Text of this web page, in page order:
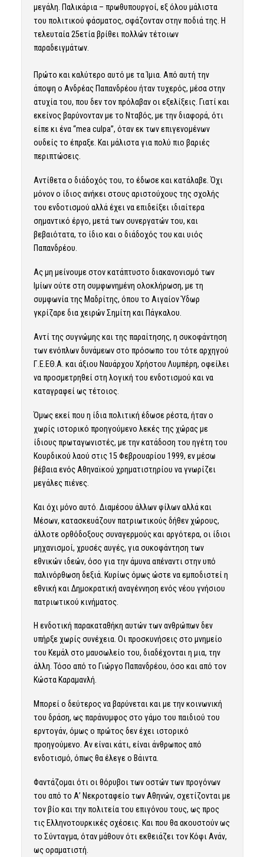
μεγάλη. Παλικάρια – πρωθυπουργοί, εξ όλου μάλιστα
του πολιτικού φάσματος, σφάζονταν στην ποδιά της. Η
τελευταία 25ετία βρίθει πολλών τέτοιων
παραδειγμάτων.
Πρώτο και καλύτερο αυτό με τα Ίμια. Από αυτή την
άποψη ο Ανδρέας Παπανδρέου ήταν τυχερός, μέσα στην
ατυχία του, που δεν τον πρόλαβαν οι εξελίξεις. Γιατί και
εκείνος βαρύνονταν με το Νταβός, με την διαφορά, ότι
είπε κι ένα “mea culpa”, όταν εκ των επιγενομένων
ουδείς το έπραξε. Και μάλιστα για πολύ πιο βαριές
περιπτώσεις.
Αντίθετα ο διάδοχός του, το έδωσε και κατάλαβε. Όχι
μόνον ο ίδιος ανήκει στους αριστούχους της σχολής
του ενδοτισμού αλλά έχει να επιδείξει ιδιαίτερα
σημαντικό έργο, μετά των συνεργατών του, και
βεβαιότατα, το ίδιο και ο διάδοχός του και υιός
Παπανδρέου.
Ας μη μείνουμε στον κατάπτυστο διακανονισμό των
Ιμίων ούτε στη συμφωνημένη ολοκλήρωση, με τη
συμφωνία της Μαδρίτης, όπου το Αιγαίον Ύδωρ
γκρίζαρε δια χειρών Σημίτη και Πάγκαλου.
Αντί της συγνώμης και της παραίτησης, η συκοφάντηση
των ενόπλων δυνάμεων στο πρόσωπο του τότε αρχηγού
Γ.Ε.ΕΘ.Α. και άξιου Ναυάρχου Χρήστου Λυμπέρη, οφείλει
να προσμετρηθεί στη λογική του ενδοτισμού και να
καταγραφεί ως τέτοιος.
Όμως εκεί που η ίδια πολιτική έδωσε ρέστα, ήταν ο
χωρίς ιστορικό προηγούμενο λεκές της χώρας με
ίδιους πρωταγωνιστές, με την κατάδοση του ηγέτη του
Κουρδικού λαού στις 15 Φεβρουαρίου 1999, εν μέσω
βέβαια ενός Αθηναϊκού χρηματιστηρίου να γνωρίζει
μεγάλες πιένες.
Και όχι μόνο αυτό. Διαμέσου άλλων φίλων αλλά και
Μέσων, κατασκευάζουν πατριωτικούς δήθεν χώρους,
άλλοτε ορθόδοξους συναγερμούς και αργότερα, οι ίδιοι
μηχανισμοί, χρυσές αυγές, για συκοφάντηση των
εθνικών ιδεών, όσο για την άμυνα απέναντι στην υπό
παλινόρθωση δεξιά. Κυρίως όμως ώστε να εμποδιστεί η
εθνική και Δημοκρατική αναγέννηση ενός νέου γνήσιου
πατριωτικού κινήματος.
Η ενδοτική παρακαταθήκη αυτών των ανθρώπων δεν
υπήρξε χωρίς συνέχεια. Οι προσκυνήσεις στο μνημείο
του Κεμάλ στο μαυσωλείο του, διαδέχονται η μια, την
άλλη. Τόσο από το Γιώργο Παπανδρέου, όσο και από τον
Κώστα Καραμανλή.
Μπορεί ο δεύτερος να βαρύνεται και με την κοινωνική
του δράση, ως παράνυμφος στο γάμο του παιδιού του
ερντογάν, όμως ο πρώτος δεν έχει ιστορικό
προηγούμενο. Αν είναι κάτι, είναι άνθρωπος από
ενδοτισμό, όπως θα έλεγε ο Βάιντα.
Φαντάζομαι ότι οι θόρυβοι των οστών των προγόνων
του από το Α’ Νεκροταφείο των Αθηνών, σχετίζονται με
τον βίο και την πολιτεία του επιγόνου τους, ως προς
τις Ελληνοτουρκικές σχέσεις. Και που θα ακουστούν ως
το Σύνταγμα, όταν μάθουν ότι εκθειάζει τον Κόφι Ανάν,
ως οραματιστή.